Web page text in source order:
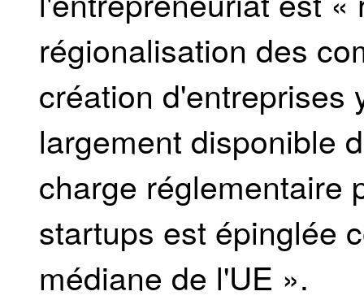
régionalisation des
création d'entreprises
largement disponible
charge réglementaire
startups est épinglée
médiane de l'UE ».